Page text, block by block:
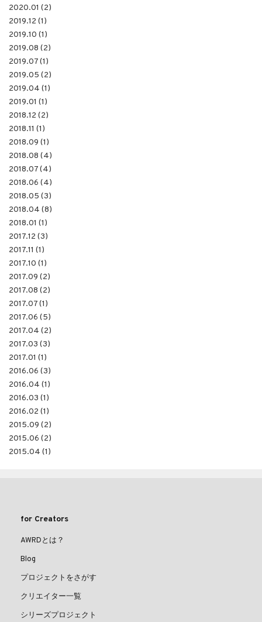
2020.01 (2)
2019.12 (1)
2019.10 (1)
2019.08 (2)
2019.07 (1)
2019.05 (2)
2019.04 (1)
2019.01 (1)
2018.12 (2)
2018.11 (1)
2018.09 (1)
2018.08 (4)
2018.07 (4)
2018.06 (4)
2018.05 (3)
2018.04 (8)
2018.01 (1)
2017.12 (3)
2017.11 (1)
2017.10 (1)
2017.09 (2)
2017.08 (2)
2017.07 (1)
2017.06 (5)
2017.04 (2)
2017.03 (3)
2017.01 (1)
2016.06 (3)
2016.04 (1)
2016.03 (1)
2016.02 (1)
2015.09 (2)
2015.06 (2)
2015.04 (1)
for Creators
AWRDとは？
Blog
プロジェクトをさがす
クリエイター一覧
シリーズプロジェクト